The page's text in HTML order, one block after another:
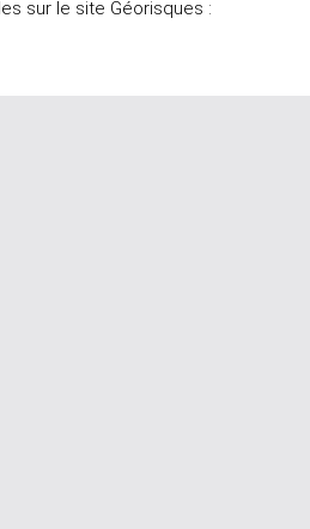
sur le site Géorisques :